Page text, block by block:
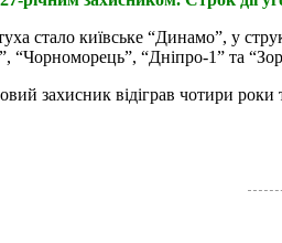
стало київське “Динамо”, у
“Чорноморець”, “Дніпро-1” та
захисник відіграв чотири роки